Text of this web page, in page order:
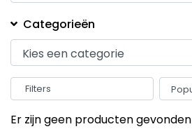
Categorieën
Filters
Er zijn geen producten gevonden